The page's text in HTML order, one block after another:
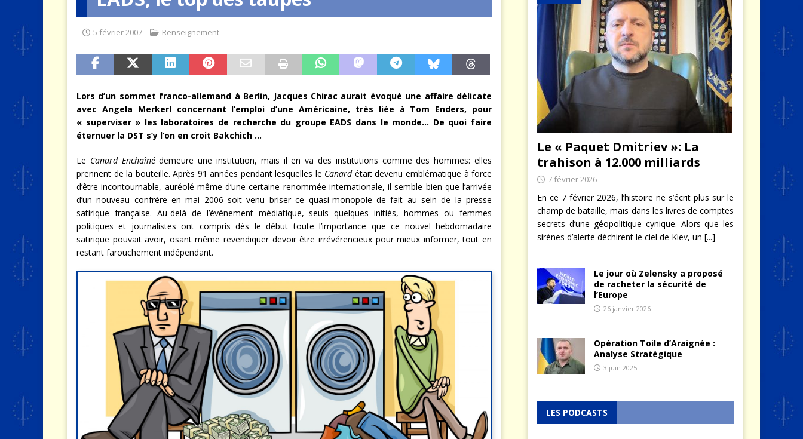
[ 4 août 2026 ] Quand la crise arbitre à notre place JÉRÔME DENARIEZ
5 février 2007 Renseignement
Lors d’un sommet franco-allemand à Berlin, Jacques Chirac aurait évoqué une affaire délicate
avec Angela Merkerl concernant l’emploi d’une Américaine, très liée à Tom Enders, pour
« superviser » les laboratoires de recherche du groupe EADS dans le monde… De quoi faire
éternuer la DST s’y l’on en croit Bakchich …
Le Canard Enchaînédemeure une institution, mais il en va des institutions comme des hommes: elles
prennent de la bouteille. Après 91 années pendant lesquelles le Canard était devenu emblématique à force
d’être incontournable, auréolé même d’une certaine renommée internationale, il semble bien que l’arrivée
d’un nouveau confrère en mai 2006 soit venu briser ce quasi-monopole de fait au sein de la presse
satirique française. Au-delà de l’événement médiatique, seuls quelques initiés, hommes ou femmes
politiques et journalistes ont compris dès le début toute l’importance que ce nouvel hebdomadaire
satirique pouvait avoir, osant même revendiquer devoir être irrévérencieux pour mieux informer, tout en
restant farouchement indépendant.
Le « Paquet Dmitriev »: La
trahison à 12.000 milliards
7 février 2026
En ce 7 février 2026, l’histoire ne s’écrit plus sur le
champ de bataille, mais dans les livres de comptes
secrets d’une géopolitique cynique. Alors que les
sirènes d’alerte déchirent le ciel de Kiev, un [...]
Le jour où Zelensky a proposé
de racheter la sécurité de
l’Europe
26 janvier 2026
Opération Toile d’Araignée :
Analyse Stratégique
3 juin 2025
LES PODCASTS